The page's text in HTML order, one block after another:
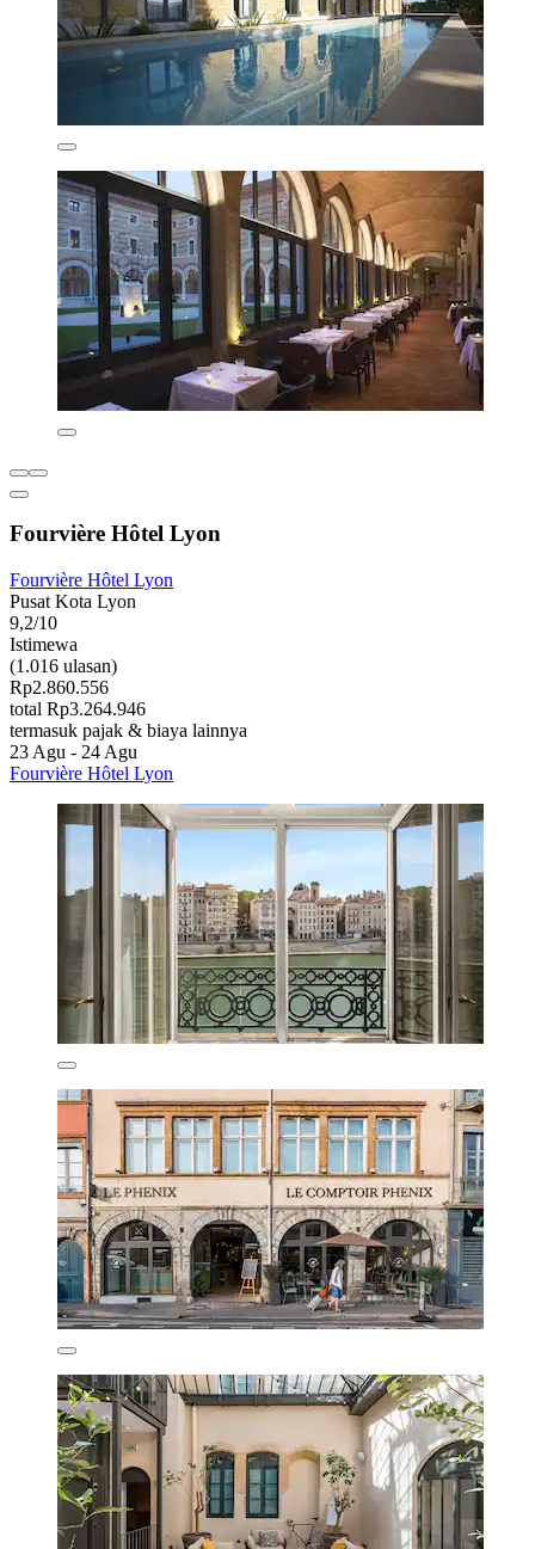
Fourvière Hôtel Lyon
Fourvière Hôtel Lyon
Pusat Kota Lyon
9,2/10
Istimewa
(1.016 ulasan)
Rp2.860.556
total Rp3.264.946
termasuk pajak & biaya lainnya
23 Agu - 24 Agu
Fourvière Hôtel Lyon